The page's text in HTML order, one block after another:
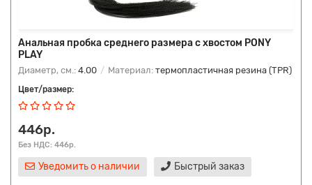
Анальная пробка среднего размера с хвостом PONY
PLAY
Диаметр, см.: 4.00 Материал: термопластичная резина (TPR)
Цвет/размер:
446р.
Без НДС: 446р.
Уведомить о наличии Быстрый заказ